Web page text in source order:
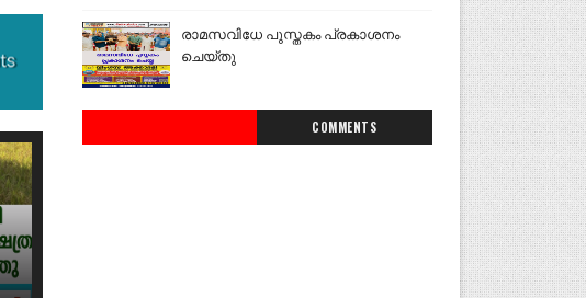
രാമസവിധേ പുസ്തകം പ്രകാശനം
ചെയ്തു
COMMENTS